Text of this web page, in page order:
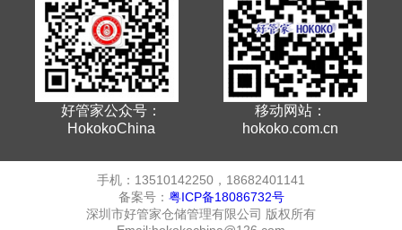
好管家公众号：
HokokoChina
移动网站：
hokoko.com.cn
手机：13510142250，18682401141
备案号： 粤ICP备18086732号
深圳市好管家仓储管理有限公司 版权所有